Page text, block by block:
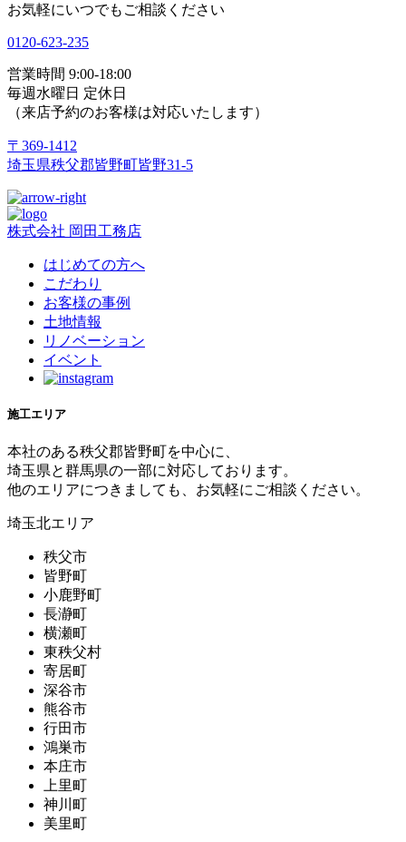
お気軽にいつでもご相談ください
0120-623-235
営業時間 9:00-18:00
毎週水曜日 定休日
（来店予約のお客様は対応いたします）
〒369-1412
埼玉県秩父郡皆野町皆野31-5
株式会社 岡田工務店
はじめての方へ
こだわり
お客様の事例
土地情報
リノベーション
イベント
施工エリア
本社のある秩父郡皆野町を中心に、
埼玉県と群馬県の一部に対応しております。
他のエリアにつきましても、お気軽にご相談ください。
埼玉北エリア
秩父市
皆野町
小鹿野町
長瀞町
横瀬町
東秩父村
寄居町
深谷市
熊谷市
行田市
鴻巣市
本庄市
上里町
神川町
美里町